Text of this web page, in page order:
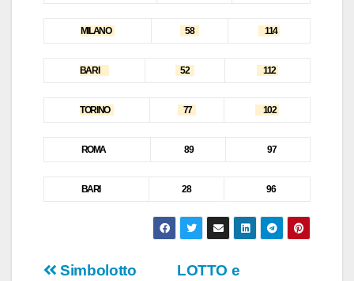
MILANO 58 114
BARI 52 112
TORINO 77 102
ROMA 89 97
BARI 28 96
LOTTO e
Simbolotto